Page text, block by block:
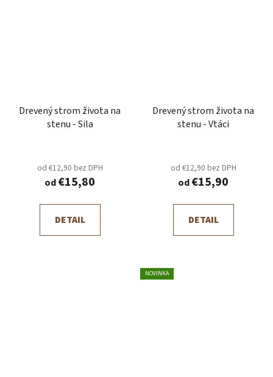
Drevený strom života na
stenu - Sila
od €12,90 bez DPH
od€15,80
DETAIL
Drevený strom života na
stenu - Vtáci
od €12,90 bez DPH
od€15,90
DETAIL
NOVINKA